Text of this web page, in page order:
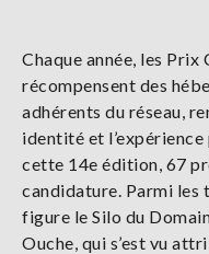
Chaque année, les
récompensent des
adhérents du réseau,
identité et
cette 14e édition, 67
candidature. Parmi les
figure le Silo du
Ouche, qui s’est vu